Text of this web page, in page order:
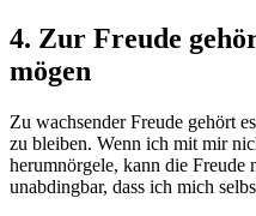
4. Zur Freude
mögen
Zu wachsender Freude gehört
zu bleiben. Wenn ich mit mir
herumnörgele, kann die Freude
unabdingbar, dass ich mich